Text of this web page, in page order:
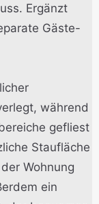
Ergänzt
Gäste-
während
gefliest
Staufläche
Wohnung
ein